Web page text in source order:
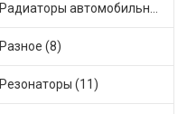
Радиаторы автомобильные (10)
Разное (8)
Резонаторы (11)